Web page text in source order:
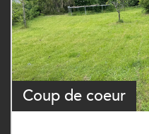
Coup de coeur